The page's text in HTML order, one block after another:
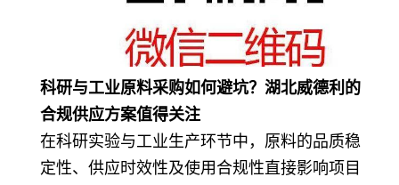
科研与工业原料采购如何避坑？湖北威德利的
合规供应方案值得关注
在科研实验与工业生产环节中，原料的品质稳
定性、供应时效性及使用合规性直接影响项目